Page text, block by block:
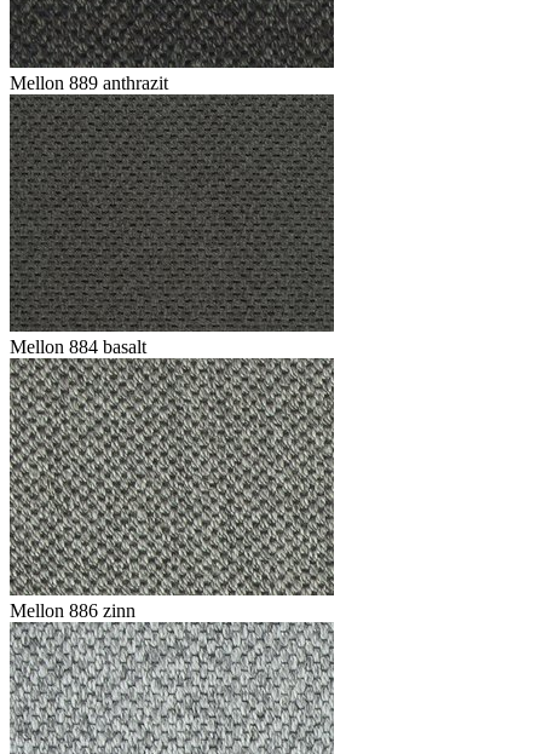
Mellon 889 anthrazit
Mellon 884 basalt
Mellon 886 zinn